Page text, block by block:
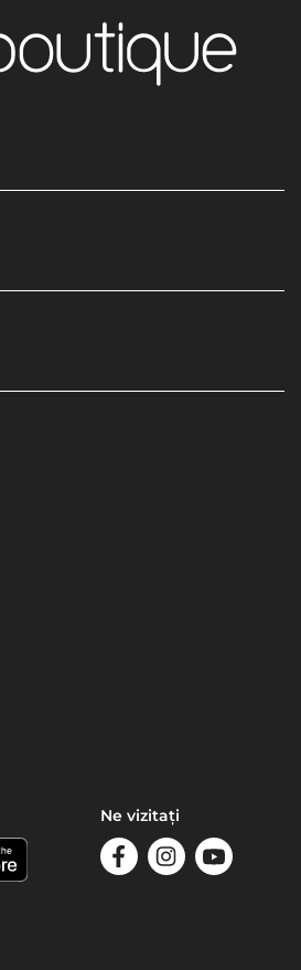
Ne vizitați